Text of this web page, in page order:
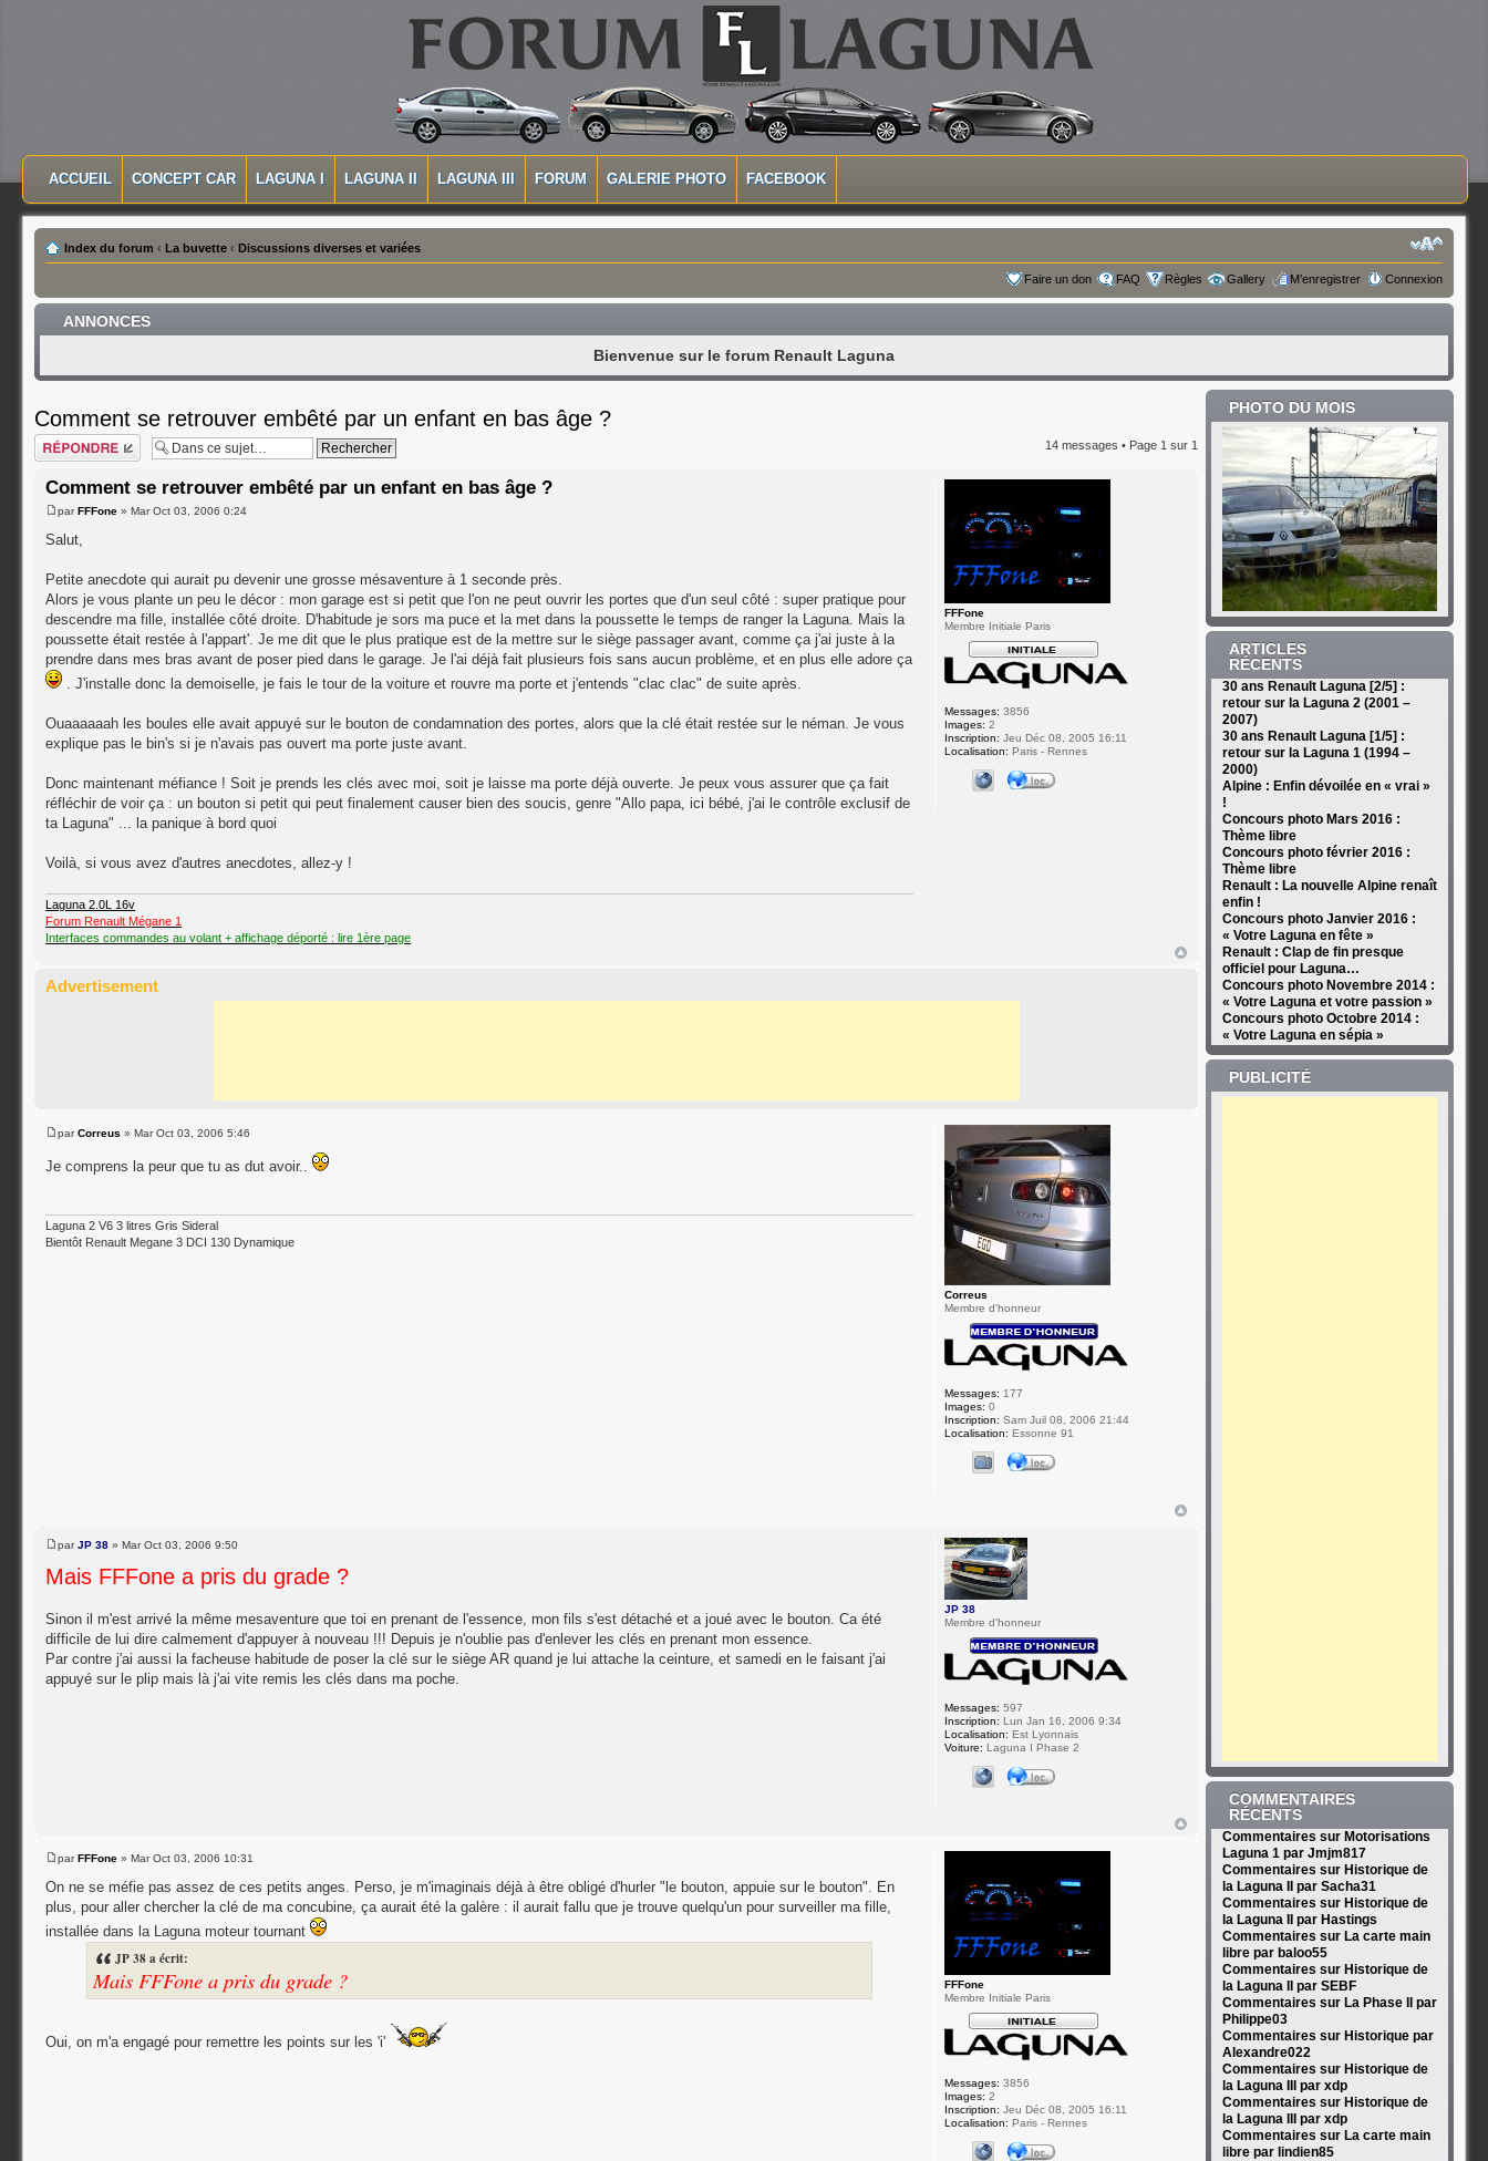
MENU PRINCIPAL
ACCUEIL CONCEPT CAR LAGUNA I LAGUNA II LAGUNA III FORUM GALERIE PHOTO FACEBOOK
Index du forum ‹ La buvette ‹ Discussions diverses et variées
Faire un don FAQ Règles Gallery M’enregistrer Connexion
ANNONCES
Bienvenue sur le forum Renault Laguna
Comment se retrouver embêté par un enfant en bas âge ?
Répondre 14 messages • Page 1 sur 1
Comment se retrouver embêté par un enfant en bas âge ?
parFFFone » Mar Oct 03, 2006 0:24
Salut,
Petite anecdote qui aurait pu devenir une grosse mésaventure à 1 seconde près.
Alors je vous plante un peu le décor : mon garage est si petit que l'on ne peut ouvrir les portes que d'un seul côté : super pratique pour
descendre ma fille, installée côté droite. D'habitude je sors ma puce et la met dans la poussette le temps de ranger la Laguna. Mais la
poussette était restée à l'appart'. Je me dit que le plus pratique est de la mettre sur le siège passager avant, comme ça j'ai juste à la
prendre dans mes bras avant de poser pied dans le garage. Je l'ai déjà fait plusieurs fois sans aucun problème, et en plus elle adore ça
. J'installe donc la demoiselle, je fais le tour de la voiture et rouvre ma porte et j'entends "clac clac" de suite après.
Ouaaaaaah les boules elle avait appuyé sur le bouton de condamnation des portes, alors que la clé était restée sur le néman. Je vous
explique pas le bin's si je n'avais pas ouvert ma porte juste avant.
Donc maintenant méfiance ! Soit je prends les clés avec moi, soit je laisse ma porte déjà ouverte. Je peux vous assurer que ça fait
réfléchir de voir ça : un bouton si petit qui peut finalement causer bien des soucis, genre "Allo papa, ici bébé, j'ai le contrôle exclusif de
ta Laguna" ... la panique à bord quoi
Voilà, si vous avez d'autres anecdotes, allez-y !
Laguna 2.0L 16v
Forum Renault Mégane 1
Interfaces commandes au volant + affichage déporté : lire 1ère page
FFFone
Membre Initiale Paris
Messages: 3856
Images: 2
Inscription: Jeu Déc 08, 2005 16:11
Localisation: Paris - Rennes
Advertisement
parCorreus » Mar Oct 03, 2006 5:46
Je comprens la peur que tu as dut avoir..
Laguna 2 V6 3 litres Gris Sideral
Bientôt Renault Megane 3 DCI 130 Dynamique
Correus
Membre d'honneur
Messages: 177
Images: 0
Inscription: Sam Juil 08, 2006 21:44
Localisation: Essonne 91
parJP 38 » Mar Oct 03, 2006 9:50
Mais FFFone a pris du grade ?
Sinon il m'est arrivé la même mesaventure que toi en prenant de l'essence, mon fils s'est détaché et a joué avec le bouton. Ca été
difficile de lui dire calmement d'appuyer à nouveau !!! Depuis je n'oublie pas d'enlever les clés en prenant mon essence.
Par contre j'ai aussi la facheuse habitude de poser la clé sur le siège AR quand je lui attache la ceinture, et samedi en le faisant j'ai
appuyé sur le plip mais là j'ai vite remis les clés dans ma poche.
JP 38
Membre d'honneur
Messages: 597
Inscription: Lun Jan 16, 2006 9:34
Localisation: Est Lyonnais
Voiture: Laguna I Phase 2
parFFFone » Mar Oct 03, 2006 10:31
On ne se méfie pas assez de ces petits anges. Perso, je m'imaginais déjà à être obligé d'hurler "le bouton, appuie sur le bouton". En
plus, pour aller chercher la clé de ma concubine, ça aurait été la galère : il aurait fallu que je trouve quelqu'un pour surveiller ma fille,
installée dans la Laguna moteur tournant
JP 38 a écrit:
Mais FFFone a pris du grade ?
Oui, on m'a engagé pour remettre les points sur les 'i'
FFFone
Membre Initiale Paris
Messages: 3856
Images: 2
Inscription: Jeu Déc 08, 2005 16:11
Localisation: Paris - Rennes
PHOTO DU MOIS
ARTICLES
RÉCENTS
30 ans Renault Laguna [2/5] :
retour sur la Laguna 2 (2001 –
2007)
30 ans Renault Laguna [1/5] :
retour sur la Laguna 1 (1994 –
2000)
Alpine : Enfin dévoilée en « vrai »
!
Concours photo Mars 2016 :
Thème libre
Concours photo février 2016 :
Thème libre
Renault : La nouvelle Alpine renaît
enfin !
Concours photo Janvier 2016 :
« Votre Laguna en fête »
Renault : Clap de fin presque
officiel pour Laguna…
Concours photo Novembre 2014 :
« Votre Laguna et votre passion »
Concours photo Octobre 2014 :
« Votre Laguna en sépia »
PUBLICITÉ
COMMENTAIRES
RÉCENTS
Commentaires sur Motorisations
Laguna 1 par Jmjm817
Commentaires sur Historique de
la Laguna II par Sacha31
Commentaires sur Historique de
la Laguna II par Hastings
Commentaires sur La carte main
libre par baloo55
Commentaires sur Historique de
la Laguna II par SEBF
Commentaires sur La Phase II par
Philippe03
Commentaires sur Historique par
Alexandre022
Commentaires sur Historique de
la Laguna III par xdp
Commentaires sur Historique de
la Laguna III par xdp
Commentaires sur La carte main
libre par lindien85